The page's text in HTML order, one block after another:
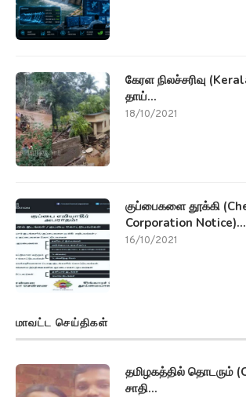
கேரள நிலச்சரிவு
தாய்...
18/10/2021
குப்பைகளை தூக்கி
Corporation Notice)...
16/10/2021
மாவட்ட செய்திகள்
தமிழகத்தில் தொடரும்
சாதி...